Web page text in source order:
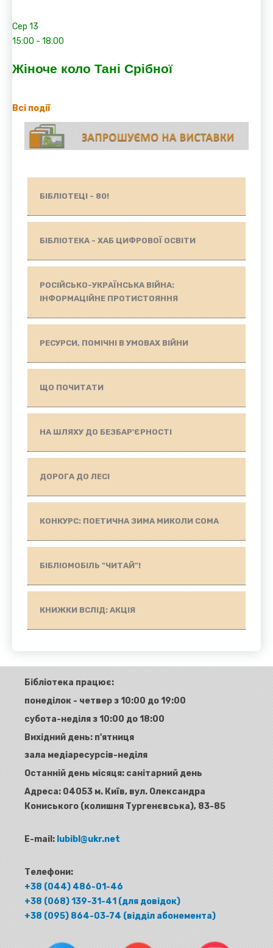
Сер 13
15:00 - 18:00
Жіноче коло Тані Срібної
Всі події
БІБЛІОТЕЦІ - 80!
БІБЛІОТЕКА - ХАБ ЦИФРОВОЇ ОСВІТИ
РОСІЙСЬКО-УКРАЇНСЬКА ВІЙНА:
ІНФОРМАЦІЙНЕ ПРОТИСТОЯННЯ
РЕСУРСИ, ПОМІЧНІ В УМОВАХ ВІЙНИ
ЩО ПОЧИТАТИ
НА ШЛЯХУ ДО БЕЗБАР'ЄРНОСТІ
ДОРОГА ДО ЛЕСІ
КОНКУРС: ПОЕТИЧНА ЗИМА МИКОЛИ СОМА
БІБЛІОМОБІЛЬ "ЧИТАЙ"!
КНИЖКИ ВСЛІД: АКЦІЯ
Бібліотека працює:
понеділок - четвер з 10:00 до 19:00
субота-неділя з 10:00 до 18:00
Вихідний день: п'ятниця
зала медіаресурсів-неділя
Останній день місяця: санітарний день
Адреса: 04053 м. Київ, вул. Олександра
Кониського (колишня Тургенєвська), 83-85
E-mail: lubibl@ukr.net
Телефони:
+38 (044) 486-01-46
+38 (068) 139-31-41 (для довідок)
+38 (095) 864-03-74 (відділ абонемента)